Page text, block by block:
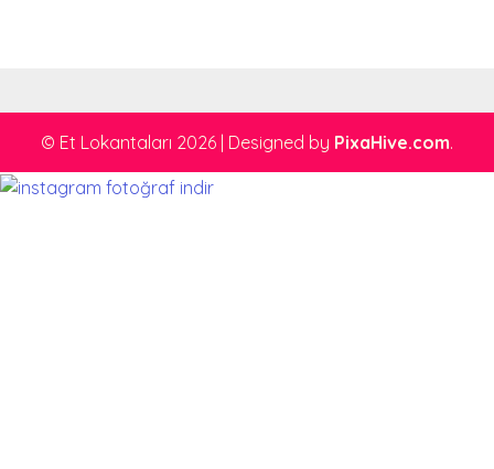
© Et Lokantaları 2026 Designed by PixaHive.com.